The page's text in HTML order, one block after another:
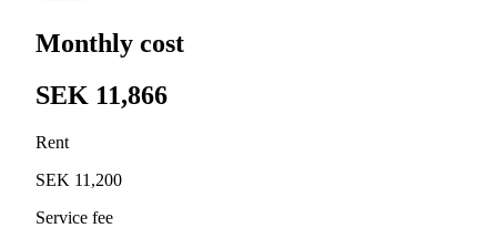
Monthly cost
SEK 11,866
Rent
SEK 11,200
Service fee